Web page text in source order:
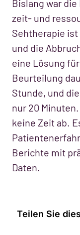
Bislang war
zeit- und
Sehtherapie
und die
eine Lösung
Beurteilung
Stunde, und
nur 20
keine Zeit ab.
Berichte mit
Daten.
Teilen Sie